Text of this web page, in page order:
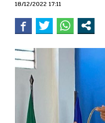
18/12/2022 17:11